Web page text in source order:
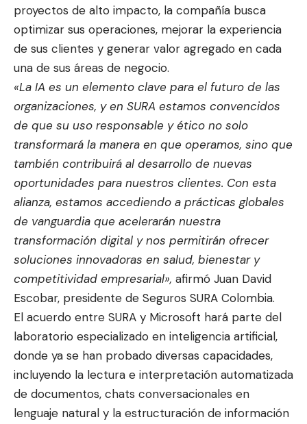
proyectos de alto impacto, la compañía busca
optimizar sus operaciones, mejorar la experiencia
de sus clientes y generar valor agregado en cada
una de sus áreas de negocio.
«La IA es un elemento clave para el futuro de las
organizaciones, y en SURA estamos convencidos
de que su uso responsable y ético no solo
transformará la manera en que operamos, sino que
también contribuirá al desarrollo de nuevas
oportunidades para nuestros clientes. Con esta
alianza, estamos accediendo a prácticas globales
de vanguardia que acelerarán nuestra
transformación digital y nos permitirán ofrecer
soluciones innovadoras en salud, bienestar y
competitividad empresarial», afirmó Juan David
Escobar, presidente de Seguros SURA Colombia.
El acuerdo entre SURA y Microsoft hará parte del
laboratorio especializado en inteligencia artificial,
donde ya se han probado diversas capacidades,
incluyendo la lectura e interpretación automatizada
de documentos, chats conversacionales en
lenguaje natural y la estructuración de información